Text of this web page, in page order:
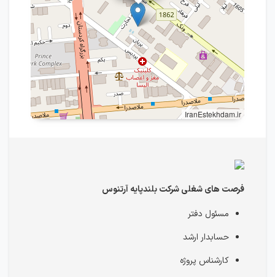
IranEstekhdam.ir
فرصت های شغلی شرکت بلندپایه آرتنوس
مسئول دفتر
حسابدار ارشد
کارشناس پروژه